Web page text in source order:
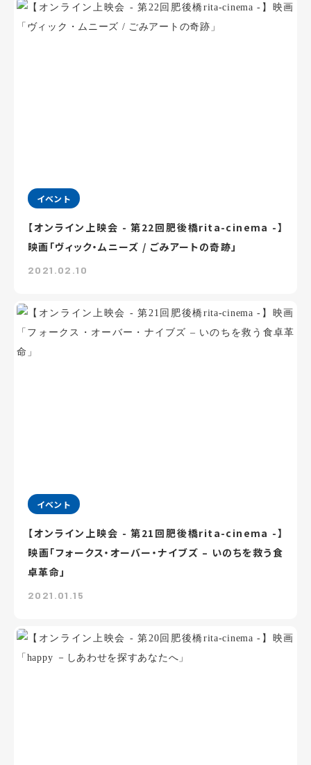
イベント
【オンライン上映会 - 第22回肥後橋rita-cinema -】
映画「ヴィック・ムニーズ / ごみアートの奇跡」
2021.02.10
イベント
【オンライン上映会 - 第21回肥後橋rita-cinema -】
映画「フォークス・オーバー・ナイブズ – いのちを救う食
卓革命」
2021.01.15